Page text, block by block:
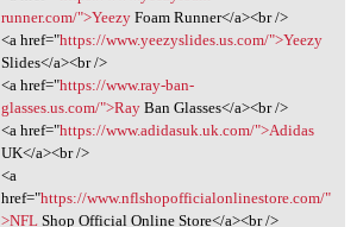
runner.com/">YeezyFoam Runner</a><br />
<a href="https://www.yeezyslides.us.com/">Yeezy
Slides</a><br />
<a href="https://www.ray-ban-
glasses.us.com/">RayBan Glasses</a><br />
<a href="https://www.adidasuk.uk.com/">Adidas
UK</a><br />
<a
href="https://www.nflshopofficialonlinestore.com/"
>NFLShop Official Online Store</a><br />